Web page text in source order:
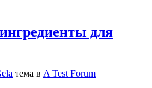
для
тема в A Test Forum